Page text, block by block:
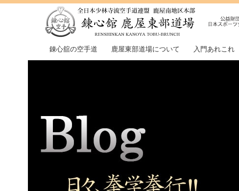
錬心舘の空手道 鹿屋東部道場について 入門あれこれ